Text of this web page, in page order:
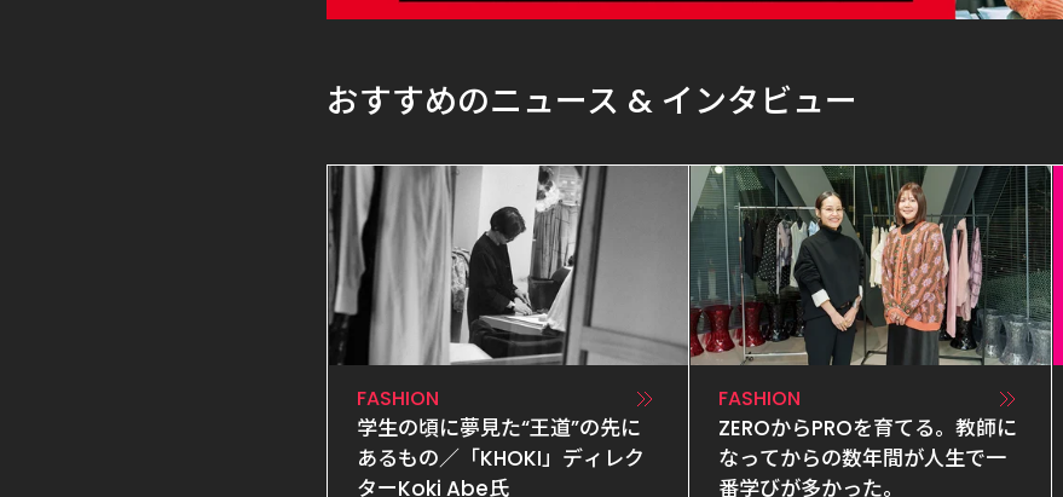
おすすめのニュース & インタビュー
FASHION
学生の頃に夢見た“王道”の先に
あるもの／「KHOKI」ディレク
ターKoki Abe氏
FASHION
ZEROからPROを育てる。教師に
なってからの数年間が人生で一
番学びが多かった。